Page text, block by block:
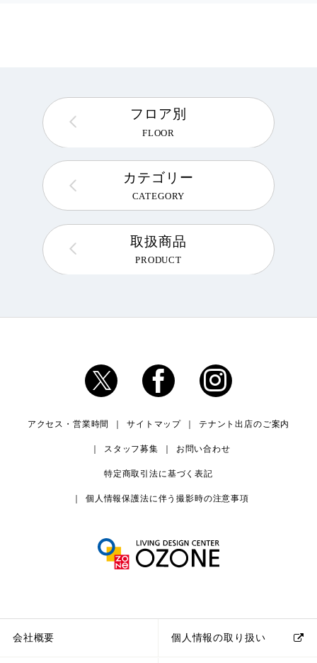
フロア別
FLOOR
カテゴリー
CATEGORY
取扱商品
PRODUCT
アクセス・営業時間 サイトマップ テナント出店のご案内
スタッフ募集 お問い合わせ
特定商取引法に基づく表記
個人情報保護法に伴う撮影時の注意事項
会社概要 個人情報の取り扱い